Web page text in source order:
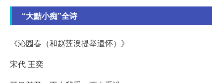
“大黠小痴”全诗
《沁园春（和赵莲澳提举遣怀）》
宋代 王奕